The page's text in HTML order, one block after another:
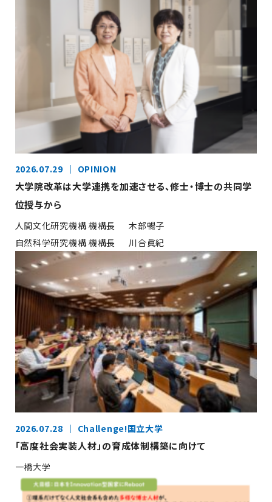
2026.07.29 OPINION
大学院改革は大学連携を加速させる、修士・博士の共同学
位授与から
人間文化研究機構 機構長
木部暢子
自然科学研究機構 機構長
川合眞紀
2026.07.28 Challenge!国立大学
「高度社会実装人材」の育成体制構築に向けて
一橋大学